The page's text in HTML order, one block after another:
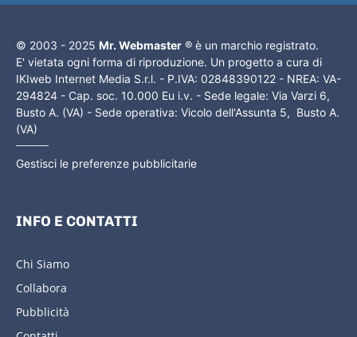
© 2003 - 2025 Mr. Webmaster ® è un marchio registrato.
E' vietata ogni forma di riproduzione. Un progetto a cura di
IKIweb Internet Media S.r.l. - P.IVA: 02848390122 - NREA: VA-
294824 - Cap. soc. 10.000 Eu i.v. - Sede legale: Via Varzi 6,
Busto A. (VA) - Sede operativa: Vicolo dell'Assunta 5, Busto A.
(VA)
Gestisci le preferenze pubblicitarie
INFO E CONTATTI
Chi Siamo
Collabora
Pubblicità